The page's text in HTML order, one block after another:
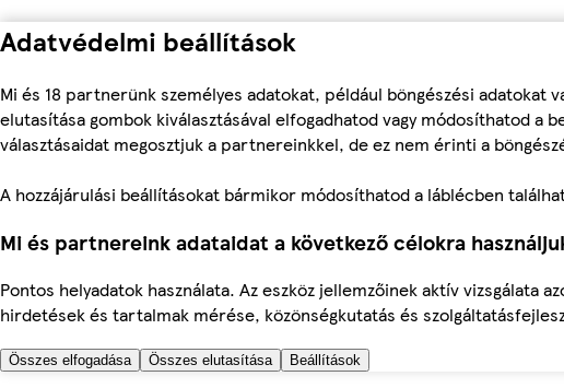
Adatvédelmi beállítások
Mi és 18 partnerünk személyes adatokat, például böngészési adatokat
elutasítása gombok kiválasztásával elfogadhatod vagy módosíthatod a
választásaidat megosztjuk a partnereinkkel, de ez nem érinti a
A hozzájárulási beállításokat bármikor módosíthatod a láblécben
Mi és partnereink adataidat a következő célokra
Pontos helyadatok használata. Az eszköz jellemzőinek aktív
hirdetések és tartalmak mérése, közönségkutatás és
Összes elfogadása Összes elutasítása Beállítások